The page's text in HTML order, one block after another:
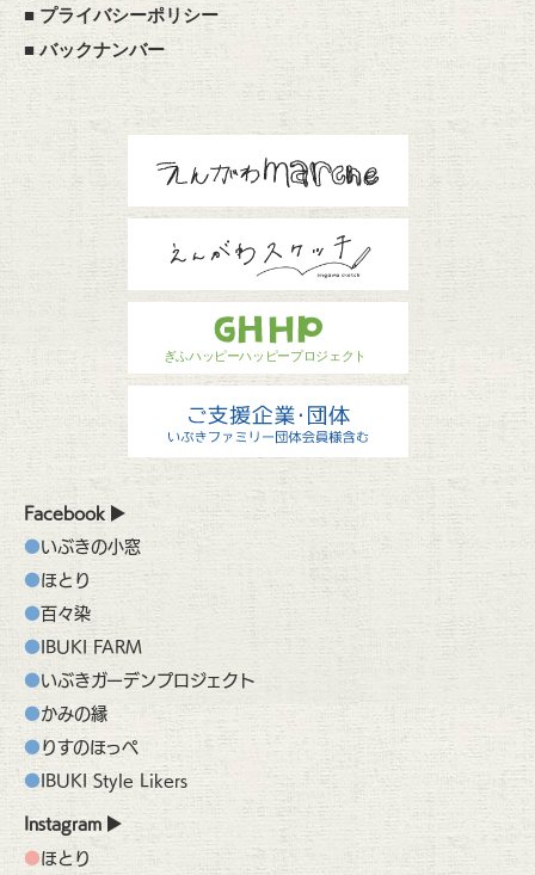
■プライバシーポリシー
■バックナンバー
Facebook
いぶきの小窓
ほとり
百々染
IBUKI FARM
いぶきガーデンプロジェクト
かみの縁
りすのほっぺ
IBUKI Style Likers
Instagram
ほとり